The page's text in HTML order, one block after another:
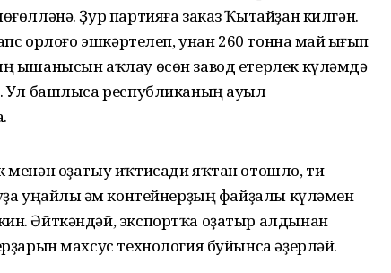
Ҙур партияға заказ Ҡытайҙан килгән.
орлоғо эшкәртелеп, унан 260 тонна май һығып
ышанысын аҡлау өсөн завод етерлек күләмдә
Ул башлыса республиканың ауыл
менән оҙатыу иҡтисади яҡтан отошло, ти
уңайлы һәм контейнерҙың файҙалы күләмен
Әйткәндәй, экспортҡа оҙатыр алдынан
махсус технология буйынса әҙерләй.